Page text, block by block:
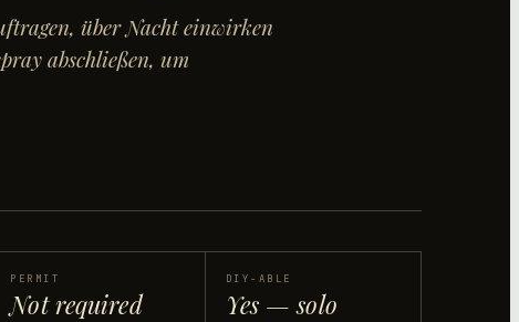
über Nacht einwirken
abschließen, um
PERMIT
Not required
DIY-ABLE
Yes — solo